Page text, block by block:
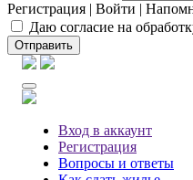
Регистрация | Войти |
Даю согласие на
Отправить
Вход в аккаунт
Регистрация
Вопросы и ответы